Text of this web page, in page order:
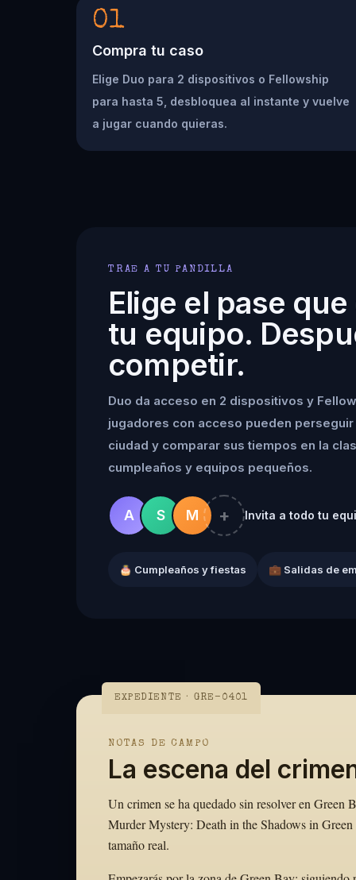
01
Compra tu caso
Elige Duo para 2 dispositivos o Fellowship
para hasta 5, desbloquea al instante y vuelve
a jugar cuando quieras.
TRAE A TU PANDILLA
Elige el pase
tu equipo.
competir.
Duo da acceso en 2 dispositivos y
jugadores con acceso pueden
ciudad y comparar sus tiempos en la
cumpleaños y equipos pequeños.
A S M + Invita a todo tu
🎂 Cumpleaños y fiestas 💼 Salidas de
EXPEDIENTE · GRE-0401
NOTAS DE CAMPO
La escena del
Un crimen se ha quedado sin resolver en Green
Murder Mystery: Death in the Shadows in
tamaño real.